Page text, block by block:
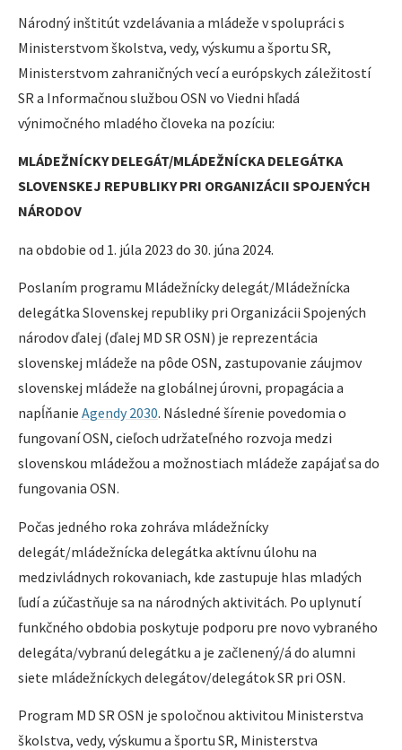
Národný inštitút vzdelávania a mládeže v spolupráci s
Ministerstvom školstva, vedy, výskumu a športu SR,
Ministerstvom zahraničných vecí a európskych záležitostí
SR a Informačnou službou OSN vo Viedni hľadá
výnimočného mladého človeka na pozíciu:
MLÁDEŽNÍCKY DELEGÁT/MLÁDEŽNÍCKA DELEGÁTKA
SLOVENSKEJ REPUBLIKY PRI ORGANIZÁCII SPOJENÝCH
NÁRODOV
na obdobie od 1. júla 2023 do 30. júna 2024.
Poslaním programu Mládežnícky delegát/Mládežnícka
delegátka Slovenskej republiky pri Organizácii Spojených
národov ďalej (ďalej MD SR OSN) je reprezentácia
slovenskej mládeže na pôde OSN, zastupovanie záujmov
slovenskej mládeže na globálnej úrovni, propagácia a
napĺňanie Agendy 2030. Následné šírenie povedomia o
fungovaní OSN, cieľoch udržateľného rozvoja medzi
slovenskou mládežou a možnostiach mládeže zapájať sa do
fungovania OSN.
Počas jedného roka zohráva mládežnícky
delegát/mládežnícka delegátka aktívnu úlohu na
medzivládnych rokovaniach, kde zastupuje hlas mladých
ľudí a zúčastňuje sa na národných aktivitách. Po uplynutí
funkčného obdobia poskytuje podporu pre novo vybraného
delegáta/vybranú delegátku a je začlenený/á do alumni
siete mládežníckych delegátov/delegátok SR pri OSN.
Program MD SR OSN je spoločnou aktivitou Ministerstva
školstva, vedy, výskumu a športu SR, Ministerstva